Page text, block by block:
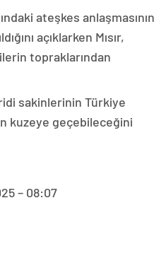
ateşkes anlaşmasının
açıklarken Mısır,
topraklarından
sakinlerinin Türkiye
kuzeye geçebileceğini
– 08:07